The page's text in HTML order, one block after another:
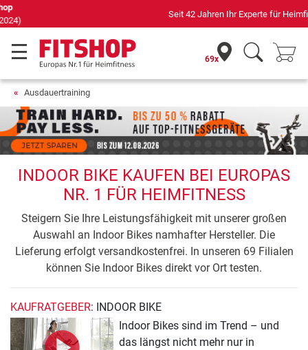
Seit 42 Jahren Ihr Experte für Heimfitness
69x
Ausdauertraining
INDOOR BIKE KAUFEN BEI EUROPAS
NR. 1 FÜR HEIMFITNESS
Steigern Sie Ihre Leistungsfähigkeit mit unserer großen
Auswahl an Indoor Bikes namhafter Hersteller. Die
Lieferung erfolgt versandkostenfrei. In unseren 69 Filialen
können Sie Indoor Bikes direkt vor Ort testen.
KAUFRATGEBER: INDOOR BIKE
Indoor Bikes sind im Trend – und
das längst nicht mehr nur in